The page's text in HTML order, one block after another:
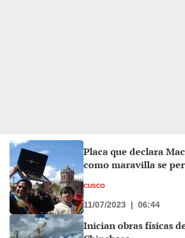
Placa que declara
como maravilla se
CUSCO
11/07/2023 | 06:44
Inician obras físicas